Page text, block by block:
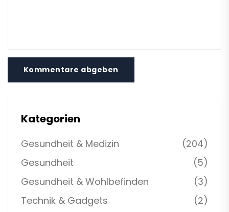
Kommentare abgeben
Kategorien
Gesundheit & Medizin
(204)
Gesundheit
(5)
Gesundheit & Wohlbefinden
(3)
Technik & Gadgets
(2)